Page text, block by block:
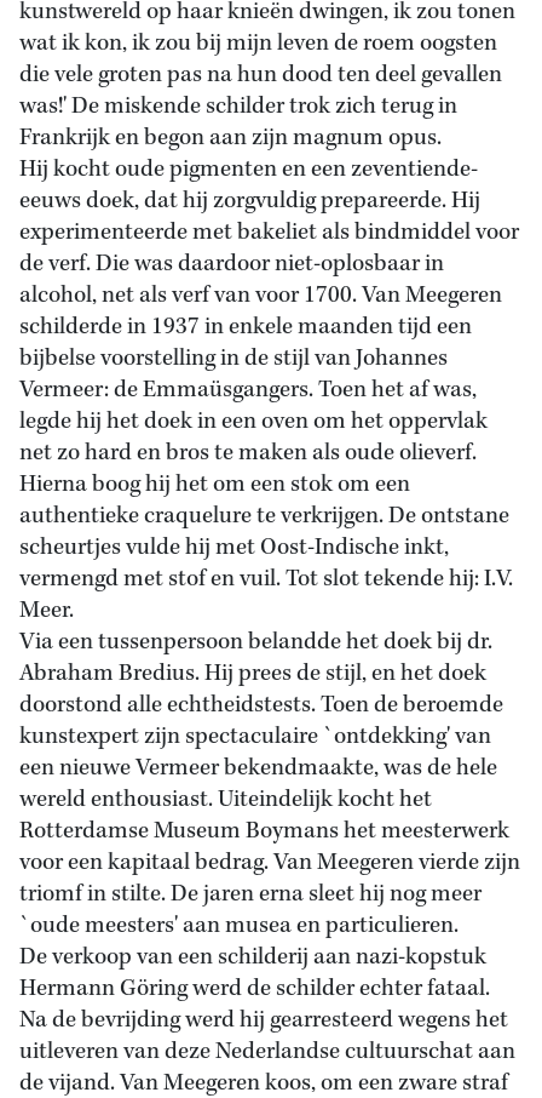
kunstwereld op haar knieën dwingen, ik zou tonen
wat ik kon, ik zou bij mijn leven de roem oogsten
die vele groten pas na hun dood ten deel gevallen
was!' De miskende schilder trok zich terug in
Frankrijk en begon aan zijn magnum opus.
Hij kocht oude pigmenten en een zeventiende-
eeuws doek, dat hij zorgvuldig prepareerde. Hij
experimenteerde met bakeliet als bindmiddel voor
de verf. Die was daardoor niet-oplosbaar in
alcohol, net als verf van voor 1700. Van Meegeren
schilderde in 1937 in enkele maanden tijd een
bijbelse voorstelling in de stijl van Johannes
Vermeer: de Emmaüsgangers. Toen het af was,
legde hij het doek in een oven om het oppervlak
net zo hard en bros te maken als oude olieverf.
Hierna boog hij het om een stok om een
authentieke craquelure te verkrijgen. De ontstane
scheurtjes vulde hij met Oost-Indische inkt,
vermengd met stof en vuil. Tot slot tekende hij: I.V.
Meer.
Via een tussenpersoon belandde het doek bij dr.
Abraham Bredius. Hij prees de stijl, en het doek
doorstond alle echtheidstests. Toen de beroemde
kunstexpert zijn spectaculaire `ontdekking' van
een nieuwe Vermeer bekendmaakte, was de hele
wereld enthousiast. Uiteindelijk kocht het
Rotterdamse Museum Boymans het meesterwerk
voor een kapitaal bedrag. Van Meegeren vierde zijn
triomf in stilte. De jaren erna sleet hij nog meer
`oude meesters' aan musea en particulieren.
De verkoop van een schilderij aan nazi-kopstuk
Hermann Göring werd de schilder echter fataal.
Na de bevrijding werd hij gearresteerd wegens het
uitleveren van deze Nederlandse cultuurschat aan
de vijand. Van Meegeren koos, om een zware straf